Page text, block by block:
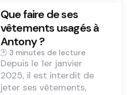
Que faire de ses
vêtements usagés à
Antony ?
3 min
Depuis le 1er janvier
2025, il est interdit de
jeter ses vêtements,